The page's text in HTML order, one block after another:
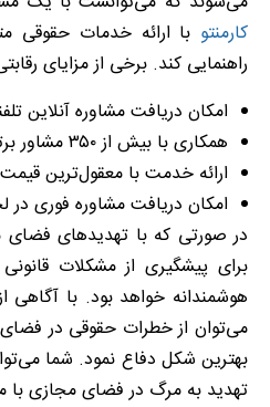
کارمنتو با ارائه خدمات حقوقی
راهنمایی کند. برخی از مزایای
امکان دریافت مشاوره آنلاین
همکاری با بیش از ۳۵۰ مشاور برتر کشور
ارائه خدمت با معقول‌ترین قیمت
امکان دریافت مشاوره فوری در
در صورتی که با تهدیدهای فضای
برای پیشگیری از مشکلات
هوشمندانه خواهد بود. با
می‌توان از خطرات حقوقی در
بهترین شکل دفاع نمود. شما
تهدید به مرگ در فضای مجازی با